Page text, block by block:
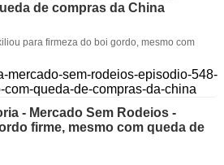
de compras da China
para firmeza do boi gordo, mesmo com
- Mercado Sem Rodeios -
firme, mesmo com queda de